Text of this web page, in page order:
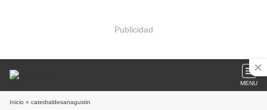
Publicidad
MENU
Inicio » catedraldesanagustin